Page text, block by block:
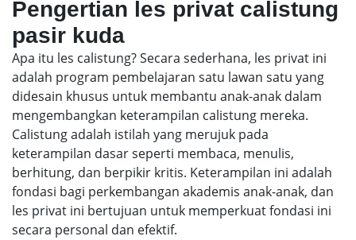
Pengertian les privat calistung
pasir kuda
Apa itu les calistung? Secara sederhana, les privat ini
adalah program pembelajaran satu lawan satu yang
didesain khusus untuk membantu anak-anak dalam
mengembangkan keterampilan calistung mereka.
Calistung adalah istilah yang merujuk pada
keterampilan dasar seperti membaca, menulis,
berhitung, dan berpikir kritis. Keterampilan ini adalah
fondasi bagi perkembangan akademis anak-anak, dan
les privat ini bertujuan untuk memperkuat fondasi ini
secara personal dan efektif.